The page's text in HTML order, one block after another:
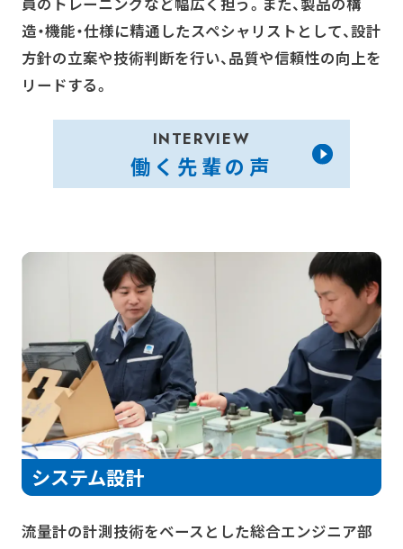
造・機能・仕様に精通したスペシャリストとして、設計
方針の立案や技術判断を行い、品質や信頼性の向上を
リードする。
INTERVIEW
働く先輩の声
システム設計
流量計の計測技術をベースとした総合エンジニア部